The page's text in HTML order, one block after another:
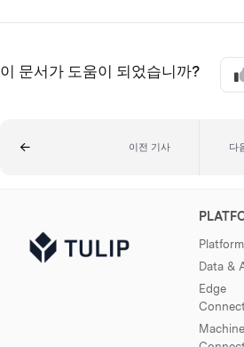
이 문서가 도움이 되었습니까?
이전 기사 다
Data &
Edge
Machine